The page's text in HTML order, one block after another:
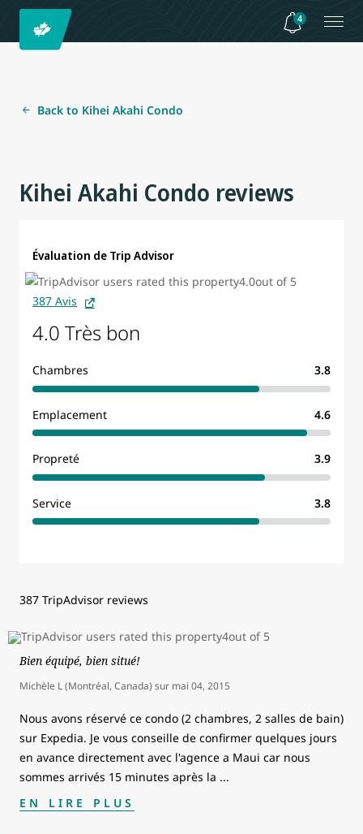
4
Back to Kihei Akahi Condo
Kihei Akahi Condo reviews
Évaluation de Trip Advisor
387 Avis
4.0 Très bon
Chambres 3.8
Emplacement 4.6
Propreté 3.9
Service 3.8
387 TripAdvisor reviews
Bien équipé, bien situé!
Michèle L (Montréal, Canada) sur mai 04, 2015
Nous avons réservé ce condo (2 chambres, 2 salles de bain)
sur Expedia. Je vous conseille de confirmer quelques jours
en avance directement avec l'agence a Maui car nous
sommes arrivés 15 minutes après la ...
EN LIRE PLUS